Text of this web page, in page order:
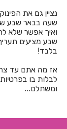
חדרים
חדרים לפי
חדרים לפי
חדרים לפי
נציין גם את
שעה בבאר שבע
ואיך אפשר שלא
בלבד!
אז מה אתם עד
לבלות בו
ומשתלם...